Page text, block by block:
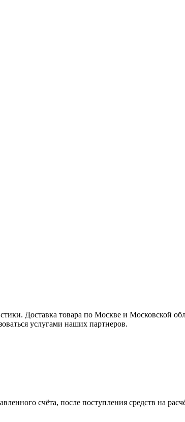
Доставка товара по Москве и Московской
услугами наших партнеров.
счёта, после поступления средств на